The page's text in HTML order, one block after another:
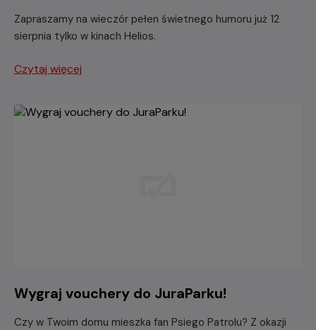
Zapraszamy na wieczór pełen świetnego humoru już 12
sierpnia tylko w kinach Helios.
Czytaj więcej
Wygraj vouchery do JuraParku!
Czy w Twoim domu mieszka fan Psiego Patrolu? Z okazji